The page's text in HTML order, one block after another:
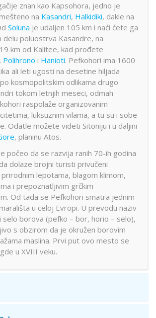
znan kao Kapsohora, jedno je
na Kasandri, Halkidiki, dakle na
Soluna je udaljen 105 km i naći ćete ga
delu poluostrva Kasandre, na
km od Kalitee, kad prođete
, Polihrono i Hanioti. Pefkohori ima 1600
ali leti ugosti na desetine hiljada
kosmopolitskim odlikama drugo
tokom letnjih meseci, odmah
raspolaže organizovanim
luksuznim vilama, a tu su i sobe
Odatle možete videti Sitoniju i u daljini
, planinu Atos.
počeo da se razvija ranih 70-ih godina
dolaze brojni turisti privučeni
lepotama, blagom klimom,
i prepoznatljivim grčkim
Od tada se Pefkohori smatra jednim
u celoj Evropi. U prevodu naziv
selo borova (pefko – bor, horio – selo),
s obzirom da je okružen borovim
maslina. Prvi put ovo mesto se
u XVIII veku.